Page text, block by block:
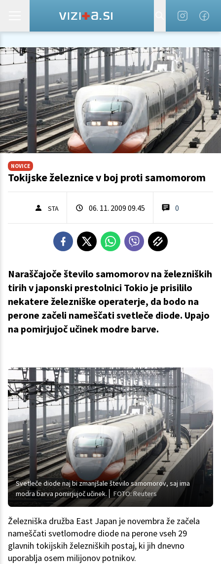
NOVICE
Tokijske železnice v boj proti samomorom
STA 06. 11. 2009 09.45 0
Naraščajoče število samomorov na železniških
tirih v japonski prestolnici Tokio je prisililo
nekatere železniške operaterje, da bodo na
perone začeli nameščati svetleče diode. Upajo
na pomirjujoč učinek modre barve.
Svetleče diode naj bi zmanjšale število samomorov, saj ima
modra barva pomirjujoč učinek.
FOTO: Reuters
Železniška družba East Japan je novembra že začela
nameščati svetlomodre diode na perone vseh 29
glavnih tokijskih železniških postaj, ki jih dnevno
uporablja osem milijonov potnikov.